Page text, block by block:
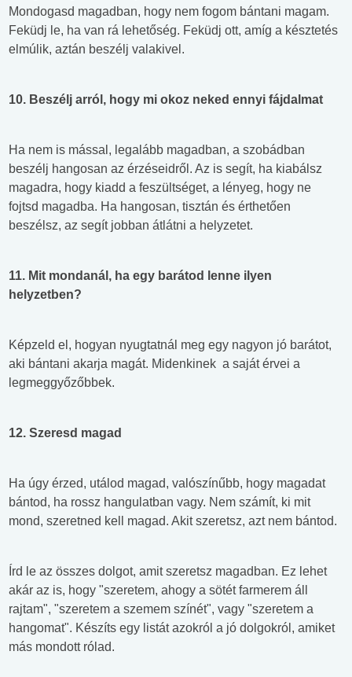
Mondogasd magadban, hogy nem fogom bántani magam.
Feküdj le, ha van rá lehetőség. Feküdj ott, amíg a késztetés
elmúlik, aztán beszélj valakivel.
10. Beszélj arról, hogy mi okoz neked ennyi fájdalmat
Ha nem is mással, legalább magadban, a szobádban
beszélj hangosan az érzéseidről. Az is segít, ha kiabálsz
magadra, hogy kiadd a feszültséget, a lényeg, hogy ne
fojtsd magadba. Ha hangosan, tisztán és érthetően
beszélsz, az segít jobban átlátni a helyzetet.
11. Mit mondanál, ha egy barátod lenne ilyen
helyzetben?
Képzeld el, hogyan nyugtatnál meg egy nagyon jó barátot,
aki bántani akarja magát. Midenkinek a saját érvei a
legmeggyőzőbbek.
12. Szeresd magad
Ha úgy érzed, utálod magad, valószínűbb, hogy magadat
bántod, ha rossz hangulatban vagy. Nem számít, ki mit
mond, szeretned kell magad. Akit szeretsz, azt nem bántod.
Írd le az összes dolgot, amit szeretsz magadban. Ez lehet
akár az is, hogy "szeretem, ahogy a sötét farmerem áll
rajtam", "szeretem a szemem színét", vagy "szeretem a
hangomat". Készíts egy listát azokról a jó dolgokról, amiket
más mondott rólad.